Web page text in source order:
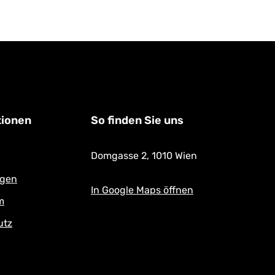
So finden Sie uns
Domgasse 2, 1010 Wien
In Google Maps öffnen